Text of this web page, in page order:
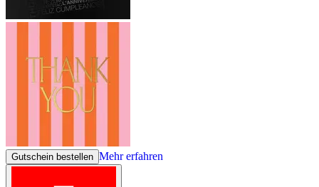
Gutschein bestellen Mehr erfahren